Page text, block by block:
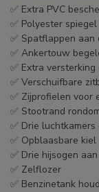
✅ Extra PVC
✅ Polyester
✅ Spatflappen aan
✅ Ankertouw
✅ Extra
✅ Verschuifbare
✅ Zijprofielen voor
✅ Stootrand
✅ Drie
✅ Opblaasbare kiel
✅ Drie hijsogen
✅ Zelflozer
✅ Benzinetank